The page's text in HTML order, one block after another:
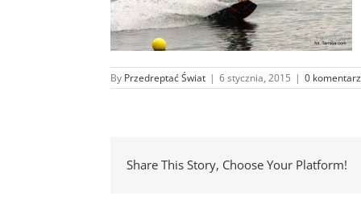
By Przedreptać Świat | 6 stycznia, 2015 | 0
Share This Story, Choose Your Platform!